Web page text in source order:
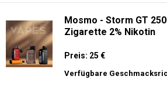
Mosmo - Storm GT
Zigarette 2% Nikotin
Preis: 25 €
Verfügbare